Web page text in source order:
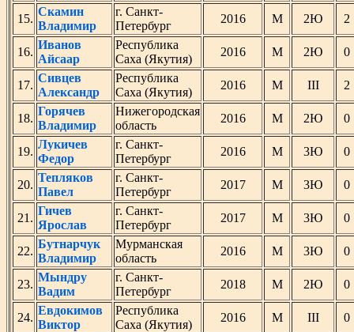
15.
Скамин
Владимир
г. Санкт-
Петербург
2016 М 2Ю
16.
Иванов
Айсаар
Республика
Саха (Якутия)
2016 М 2Ю
17.
Сивцев
Александр
Республика
Саха (Якутия)
2016 М III
18.
Горячев
Владимир
Нижегородская
область
2016 М 2Ю
19.
Лукичев
Федор
г. Санкт-
Петербург
2016 М 3Ю
20.
Тепляков
Павел
г. Санкт-
Петербург
2017 М 3Ю
21.
Гичев
Ярослав
г. Санкт-
Петербург
2017 М 3Ю
22.
Бутнарчук
Владимир
Мурманская
область
2016 М 3Ю
23.
Мындру
Вадим
г. Санкт-
Петербург
2018 М 2Ю
24.
Евдокимов
Виктор
Республика
Саха (Якутия)
2016 М III